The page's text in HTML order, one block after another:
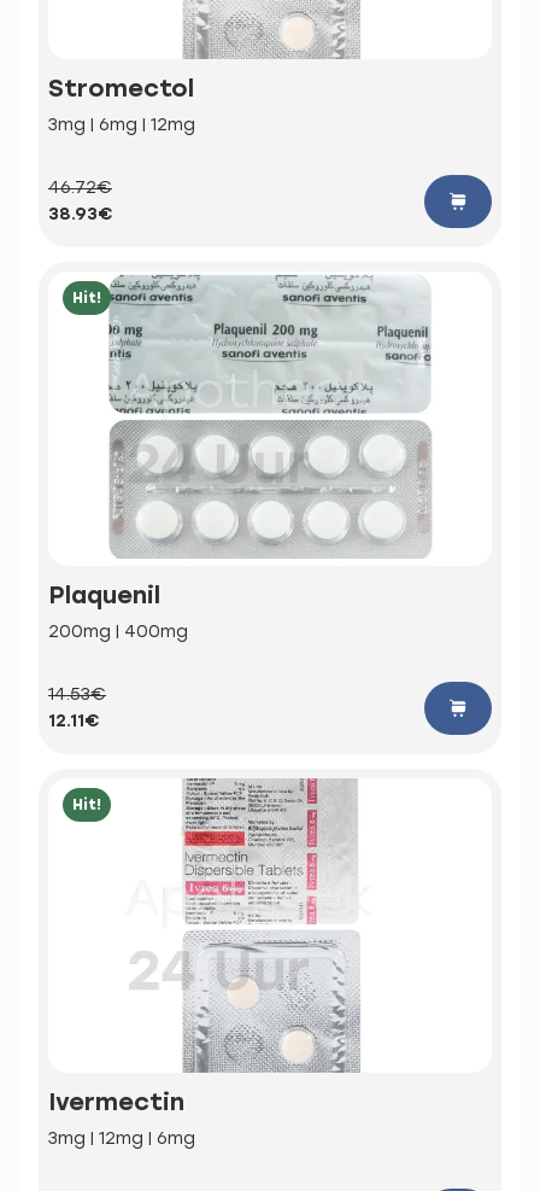
Stromectol
3mg | 6mg | 12mg
46.72€
38.93€
Hit!
Plaquenil
200mg | 400mg
14.53€
12.11€
Hit!
Ivermectin
3mg | 12mg | 6mg